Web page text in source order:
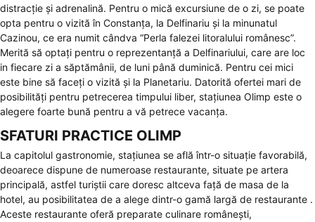
distracție și adrenalină. Pentru o mică excursiune de o zi, se poate
opta pentru o vizită în Constanța, la Delfinariu și la minunatul
Cazinou, ce era numit cândva “Perla falezei litoralului românesc”.
Merită să optați pentru o reprezentanță a Delfinariului, care are loc
in fiecare zi a săptămânii, de luni până duminică. Pentru cei mici
este bine să faceți o vizită și la Planetariu. Datorită ofertei mari de
posibilități pentru petrecerea timpului liber, stațiunea Olimp este o
alegere foarte bună pentru a vă petrece vacanța.
SFATURI PRACTICE OLIMP
La capitolul gastronomie, stațiunea se află într-o situație favorabilă,
deoarece dispune de numeroase restaurante, situate pe artera
principală, astfel turiștii care doresc altceva față de masa de la
hotel, au posibilitatea de a alege dintr-o gamă largă de restaurante .
Aceste restaurante oferă preparate culinare românești,